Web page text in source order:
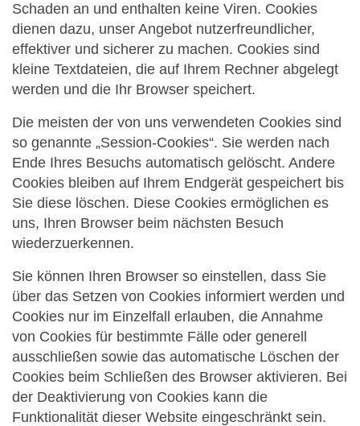
Schaden an und enthalten keine Viren. Cookies
dienen dazu, unser Angebot nutzerfreundlicher,
effektiver und sicherer zu machen. Cookies sind
kleine Textdateien, die auf Ihrem Rechner abgelegt
werden und die Ihr Browser speichert.
Die meisten der von uns verwendeten Cookies sind
so genannte „Session-Cookies“. Sie werden nach
Ende Ihres Besuchs automatisch gelöscht. Andere
Cookies bleiben auf Ihrem Endgerät gespeichert bis
Sie diese löschen. Diese Cookies ermöglichen es
uns, Ihren Browser beim nächsten Besuch
wiederzuerkennen.
Sie können Ihren Browser so einstellen, dass Sie
über das Setzen von Cookies informiert werden und
Cookies nur im Einzelfall erlauben, die Annahme
von Cookies für bestimmte Fälle oder generell
ausschließen sowie das automatische Löschen der
Cookies beim Schließen des Browser aktivieren. Bei
der Deaktivierung von Cookies kann die
Funktionalität dieser Website eingeschränkt sein.